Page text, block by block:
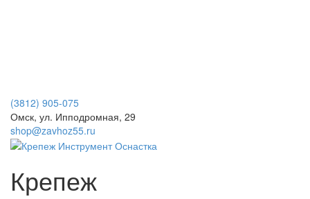
(3812) 905-075
Омск, ул. Ипподромная, 29
shop@zavhoz55.ru
Крепеж